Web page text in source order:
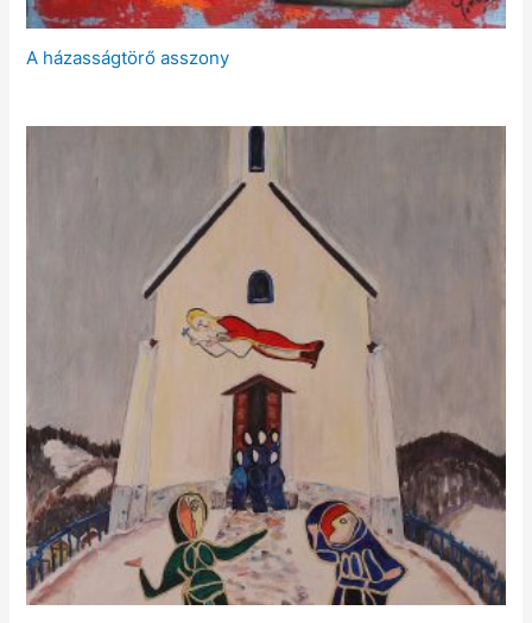
A házasságtörő asszony